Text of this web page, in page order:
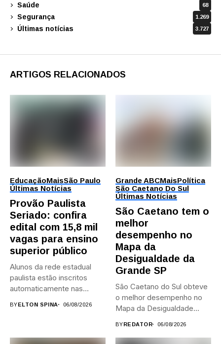
Saúde 68
Segurança 1.269
Últimas notícias 3.727
ARTIGOS RELACIONADOS
EducaçãoMaisSão Paulo
Últimas Notícias
Provão Paulista
Seriado: confira
edital com 15,8 mil
vagas para ensino
superior público
Alunos da rede estadual
paulista estão inscritos
automaticamente nas
BYELTON SPINA 06/08/2026
Grande ABCMaisPolítica
São Caetano Do Sul
Últimas Notícias
São Caetano tem o
melhor
desempenho no
Mapa da
Desigualdade da
Grande SP
São Caetano do Sul obteve
o melhor desempenho no
Mapa da Desigualdade...
BYREDATOR 06/08/2026